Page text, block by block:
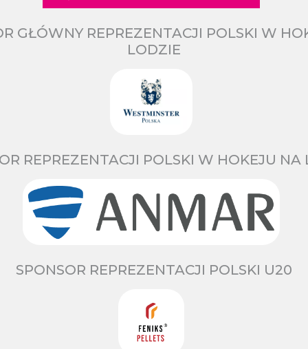
GŁÓWNY REPREZENTACJI POLSKI W
LODZIE
REPREZENTACJI POLSKI W HOKEJU NA
SPONSOR REPREZENTACJI POLSKI U20